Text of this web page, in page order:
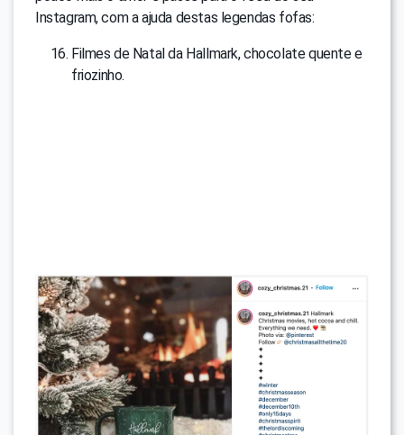
Instagram, com a ajuda destas legendas fofas:
Filmes de Natal da Hallmark, chocolate quente e
friozinho.